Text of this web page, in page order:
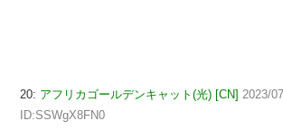
20: アフリカゴールデンキャット(光) [CN] 2023/
ID:SSWgX8FN0